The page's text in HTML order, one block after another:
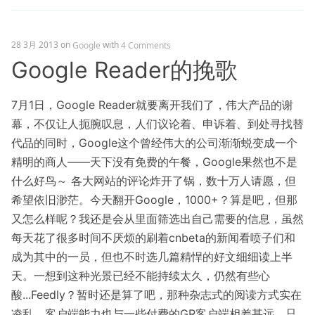
28 3月 2013 on Google with4 Comments
Google Reader的挽歌
7月1日，Google Reader就要离开我们了，伟大产品的谢
幕，不仅让人扼腕叹息，人们议论着、申诉着、到处寻找替
代品的同时，Google这个曾经伟大的公司渐渐蜕变成一个
精明的商人——天下没有免费的午餐，Google果然也不是
什么好鸟～ 各大网站的评论炸开了锅，数十万人请愿，但
希望依旧渺茫。今天翻开Google，1000+？算是吧，但那
又怎么样呢？我还是会从里面筛选出自己需要的信息，虽然
每天花了很多时间不厌烦的刷着cnbeta的新闻看喷子们和
成为其中的一员，但也不时选几篇精悍的好文细细读上半
天。一想到这种光景已经不能持续太久，仍然有些心
酸...Feedly？暂时还是算了吧，那种杂志式的阅读方式实在